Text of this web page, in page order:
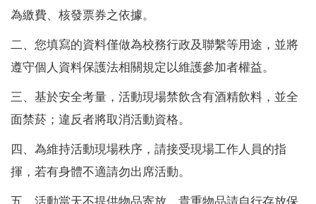
為繳費、核發票券之依據。
二、您填寫的資料僅做為校務行政及聯繫等用途，並將
遵守個人資料保護法相關規定以維護參加者權益。
三、基於安全考量，活動現場禁飲含有酒精飲料，並全
面禁菸；違反者將取消活動資格。
四、為維持活動現場秩序，請接受現場工作人員的指
揮，若有身體不適請勿出席活動。
五、活動當天不提供物品寄放，貴重物品請自行存放保